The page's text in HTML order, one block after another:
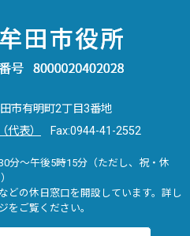
市有明町2丁目3番地
表） Fax:0944-41-2552
分～午後5時15分（ただし、祝・休
どの休日窓口を開設しています。詳し
をご覧ください。